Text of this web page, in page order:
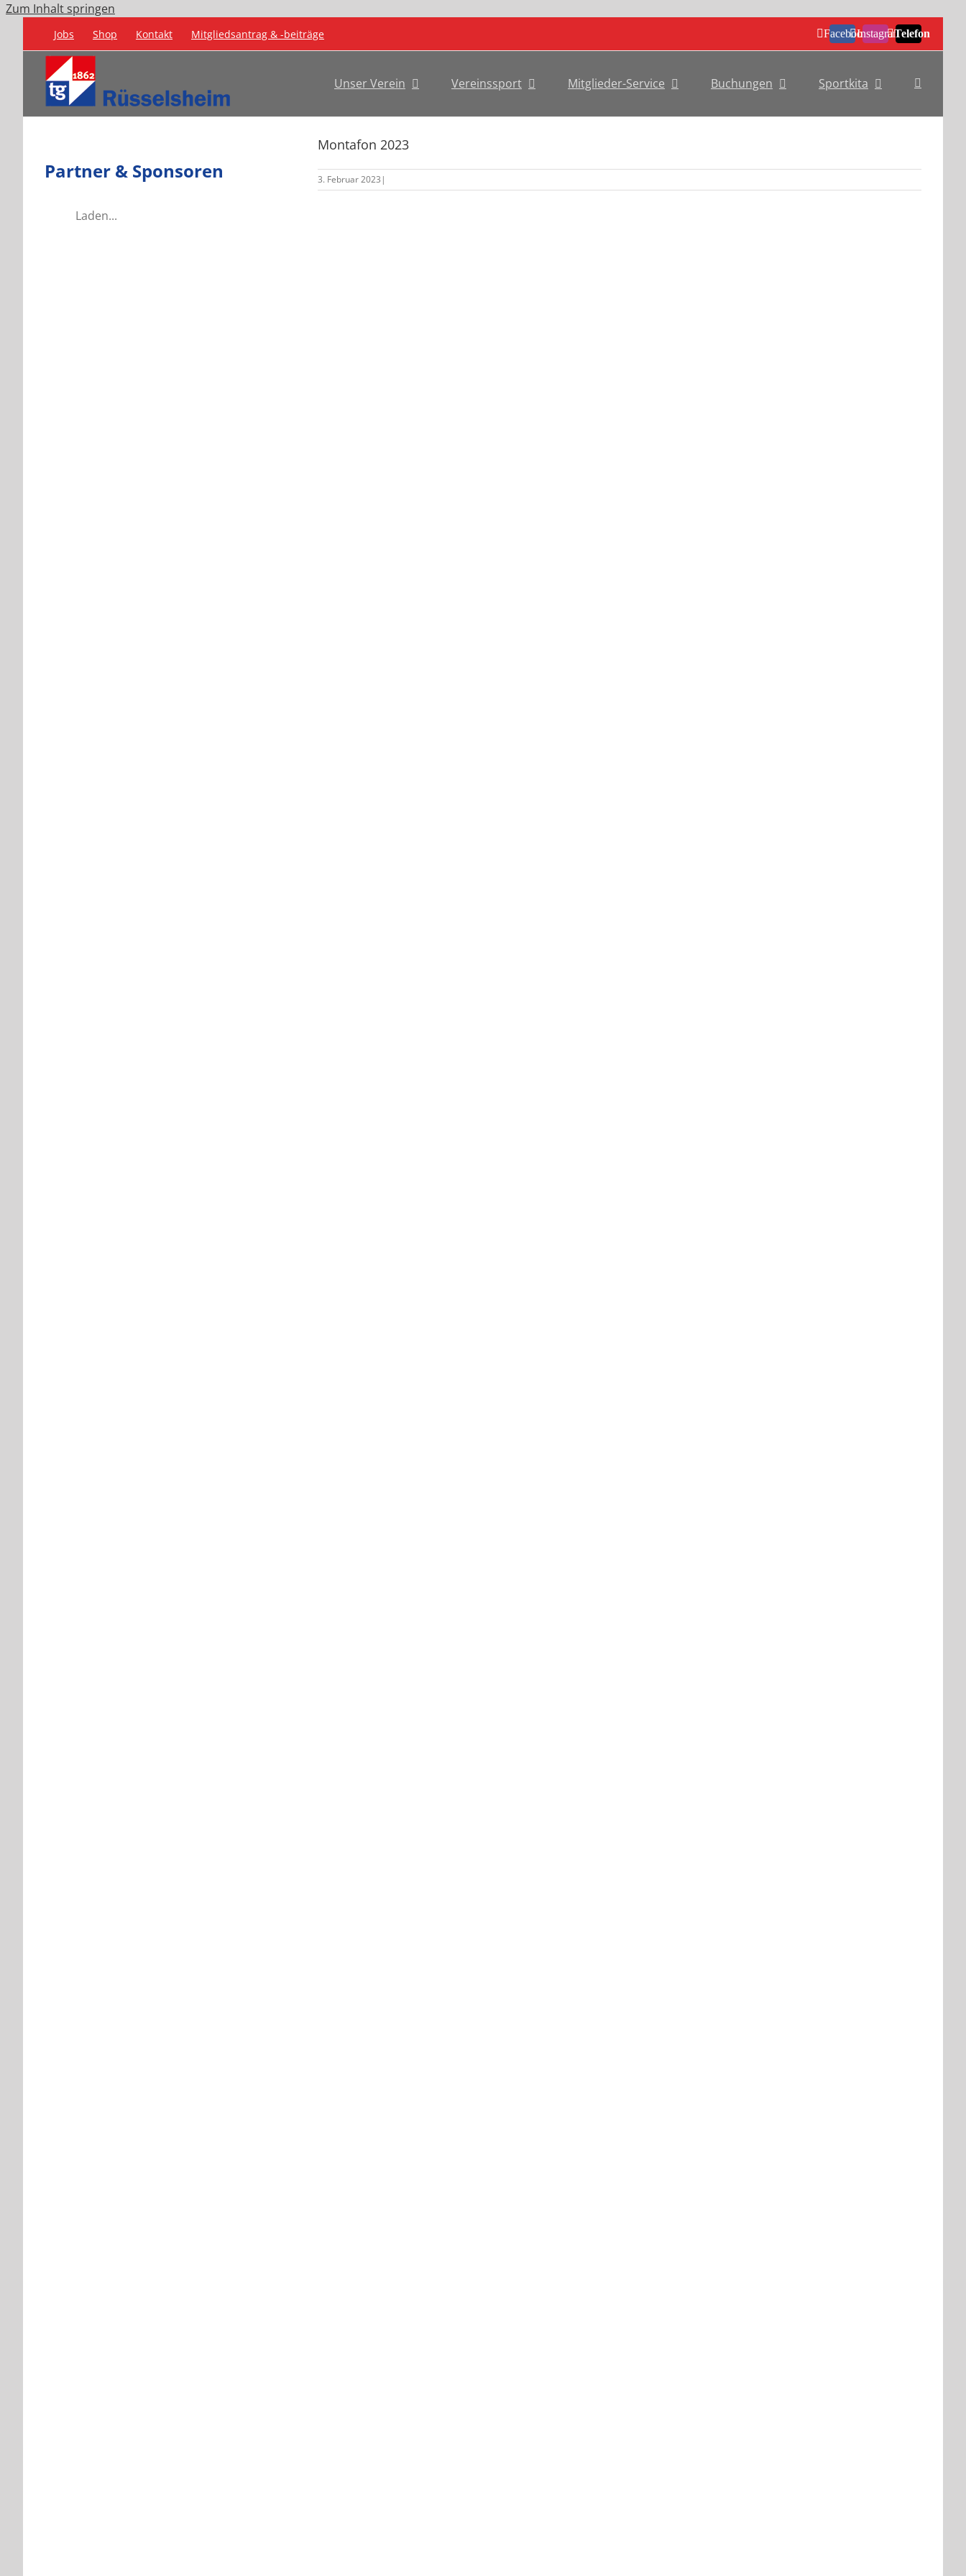
Zum Inhalt springen
Jobs Shop Kontakt Mitgliedsantrag & -beiträge FacebookInstagramTelefon
Unser Verein Vereinssport Mitglieder-Service Buchungen Sportkita
Montafon 2023
3. Februar 2023 |
Partner & Sponsoren
Laden...